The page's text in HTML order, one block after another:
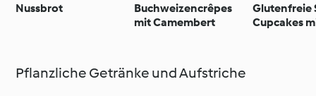
Nussbrot
Buchweizencrêpes
mit Camembert
Glutenfreie
Cupcakes
Pflanzliche Getränke und Aufstriche